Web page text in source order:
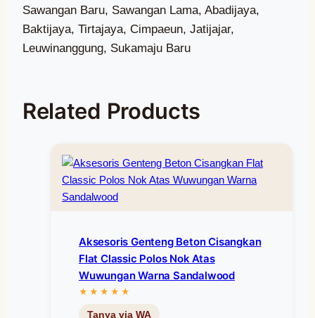
Related Products
Aksesoris Genteng Beton Cisangkan
Flat Classic Polos Nok Atas
Wuwungan Warna Sandalwood